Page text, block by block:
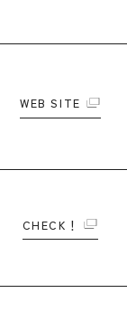
WEB SITE
CHECK！